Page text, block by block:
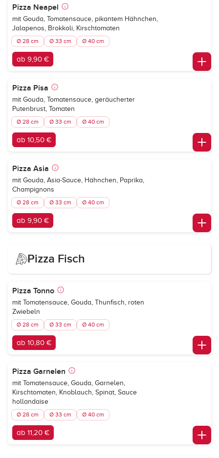
Pizza Neapel
mit Gouda, Tomatensauce, pikantem Hähnchen,
Jalapenos, Brokkoli, Kirschtomaten
Ø 28 cm Ø 33 cm Ø 40 cm
ab 9,90 €
Pizza Pisa
mit Gouda, Tomatensauce, geräucherter
Putenbrust, Tomaten
Ø 28 cm Ø 33 cm Ø 40 cm
ab 10,50 €
Pizza Asia
mit Gouda, Asia-Sauce, Hähnchen, Paprika,
Champignons
Ø 28 cm Ø 33 cm Ø 40 cm
ab 9,90 €
Pizza Fisch
Pizza Tonno
mit Tomatensauce, Gouda, Thunfisch, roten
Zwiebeln
Ø 28 cm Ø 33 cm Ø 40 cm
ab 10,80 €
Pizza Garnelen
mit Tomatensauce, Gouda, Garnelen,
Kirschtomaten, Knoblauch, Spinat, Sauce
hollandaise
Ø 28 cm Ø 33 cm Ø 40 cm
ab 11,20 €